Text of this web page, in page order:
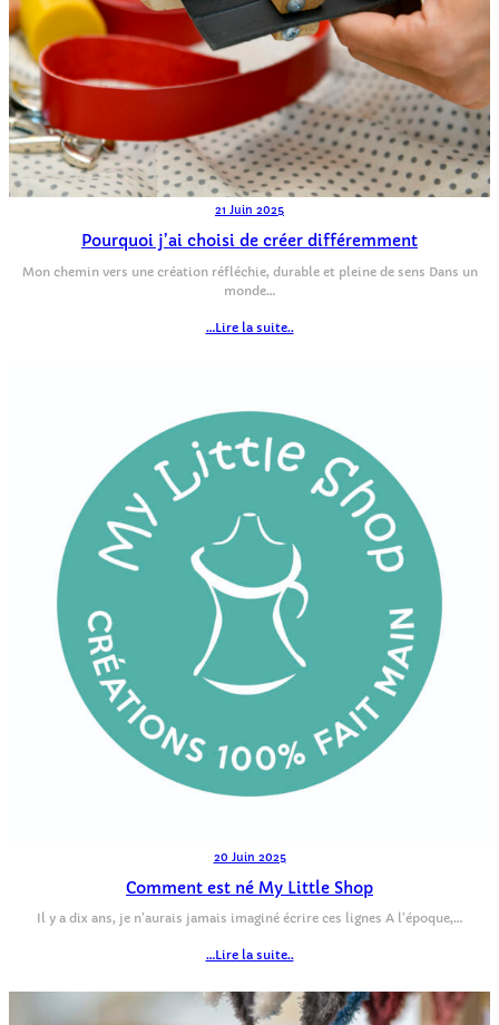
21 Juin 2025
Pourquoi j’ai choisi de créer différemment
Mon chemin vers une création réfléchie, durable et pleine de sens Dans un
monde…
…Lire la suite..
20 Juin 2025
Comment est né My Little Shop
Il y a dix ans, je n’aurais jamais imaginé écrire ces lignes A l’époque,…
…Lire la suite..